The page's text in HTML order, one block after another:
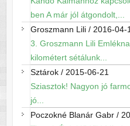
ben A már jól átgondolt,...
Groszmann Lili/ 2016-04-
3. Groszmann Lili
kilométert sétálunk...
Sztárok/ 2015-06-21
Sziasztok! Nagyon jó
jó...
Poczokné Blanár Gabr/